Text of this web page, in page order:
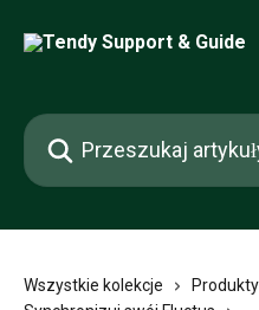
Przeszukaj artykuły...
Wszystkie kolekcje